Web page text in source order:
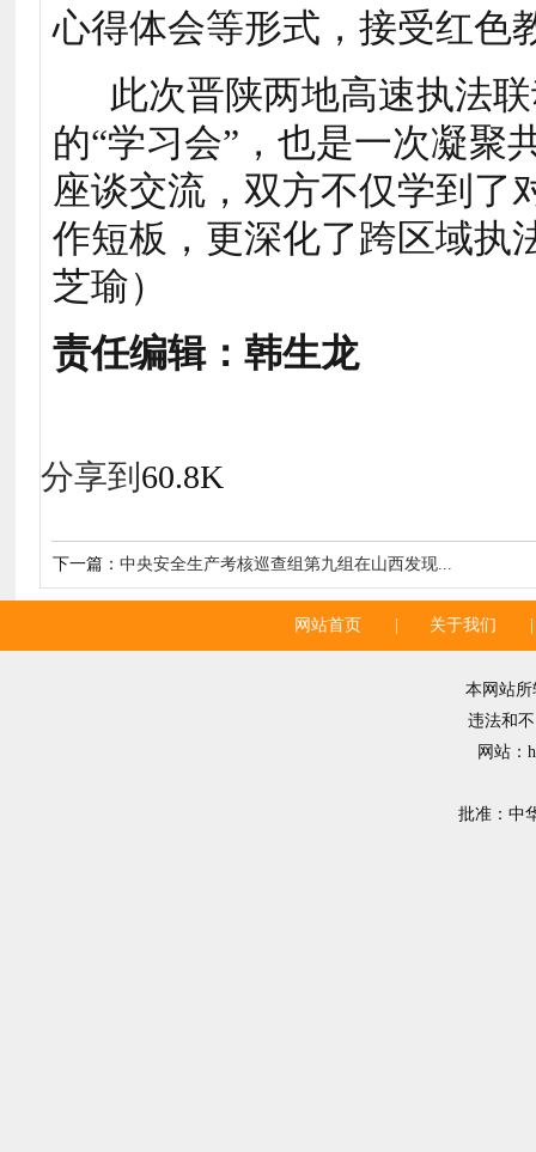
心得体会等形式，接受红色
此次晋陕两地高速执法联
的“学习会”，也是一次凝聚
座谈交流，双方不仅学到了
作短板，更深化了跨区域执
芝瑜）
责任编辑：韩生龙
分享到 60.8K
下一篇： 中央安全生产考核巡查组第九组在山西发现...
网站首页 关于我们
本网站
违法和
网站：
批准：